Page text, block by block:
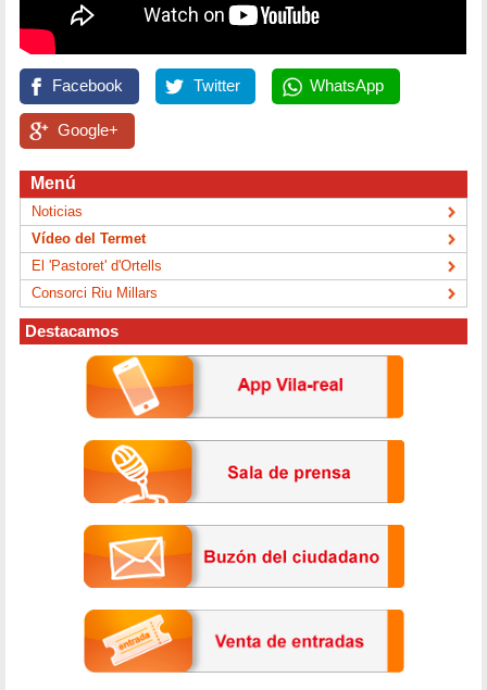
Facebook Twitter WhatsApp
Google+
Menú
Noticias
Vídeo del Termet
El 'Pastoret' d'Ortells
Consorci Riu Millars
Destacamos